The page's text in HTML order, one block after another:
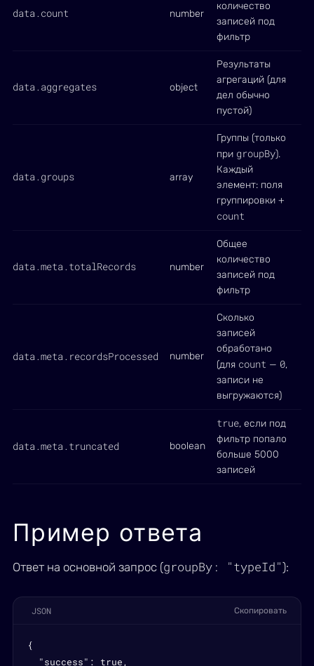
data.count number
количество
записей под
фильтр
data.aggregates object
Результаты
агрегаций (для
дел обычно
пустой)
data.groups array
Группы (только
при groupBy).
Каждый
элемент: поля
группировки +
count
data.meta.totalRecords number
Общее
количество
записей под
фильтр
data.meta.recordsProcessed number
Сколько
записей
обработано
(для count — 0,
записи не
выгружаются)
data.meta.truncated boolean
true, если под
фильтр попало
больше 5000
записей
Пример ответа
Ответ на основной запрос (groupBy: "typeId"):
JSON Скопировать
{
  "success": true,